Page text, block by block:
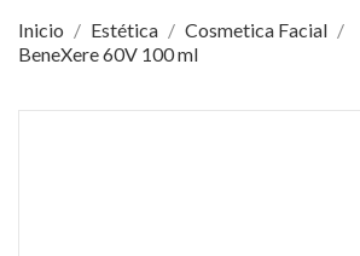
Inicio Estética Cosmetica Facial
BeneXere 60V 100 ml